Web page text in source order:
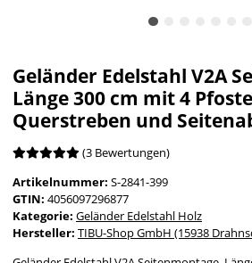
Geländer Edelstahl V2A
Länge 300 cm mit 4
Querstreben und
(3 Bewertungen)
Artikelnummer: S-2841-399
GTIN: 4056097296877
Kategorie: Geländer Edelstahl Holz
Hersteller: TIBU-Shop GmbH (15938